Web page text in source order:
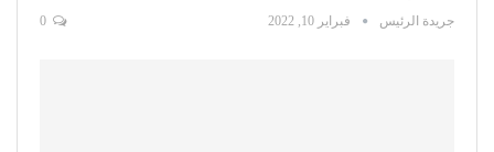
جريدة الرئيس فبراير 10, 2022